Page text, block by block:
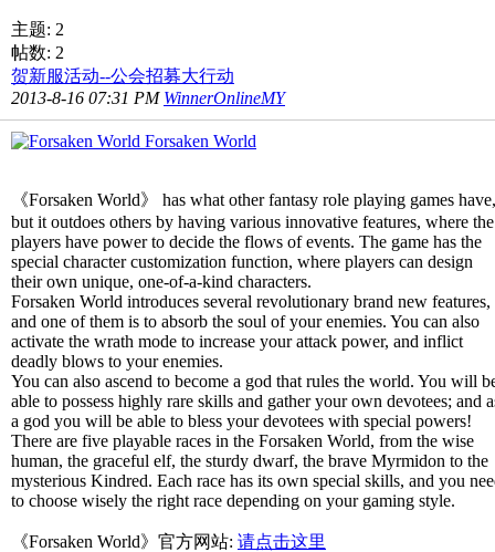
主题: 2
帖数: 2
贺新服活动--公会招募大行动
2013-8-16 07:31 PM WinnerOnlineMY
Forsaken World
《Forsaken World》 has what other fantasy role playing games have,
but it outdoes others by having various innovative features, where the
players have power to decide the flows of events. The game has the
special character customization function, where players can design
their own unique, one-of-a-kind characters.
Forsaken World introduces several revolutionary brand new features,
and one of them is to absorb the soul of your enemies. You can also
activate the wrath mode to increase your attack power, and inflict
deadly blows to your enemies.
You can also ascend to become a god that rules the world. You will
able to possess highly rare skills and gather your own devotees; and
a god you will be able to bless your devotees with special powers!
There are five playable races in the Forsaken World, from the wise
human, the graceful elf, the sturdy dwarf, the brave Myrmidon to the
mysterious Kindred. Each race has its own special skills, and you
to choose wisely the right race depending on your gaming style.
《Forsaken World》官方网站: 请点击这里